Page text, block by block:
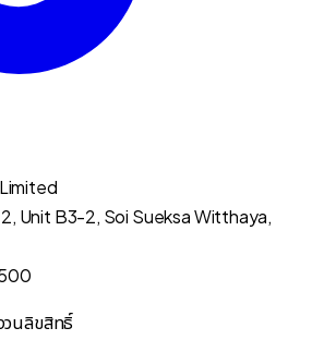
Unit B3-2, Soi Sueksa Witthaya,
วนลิขสิทธิ์